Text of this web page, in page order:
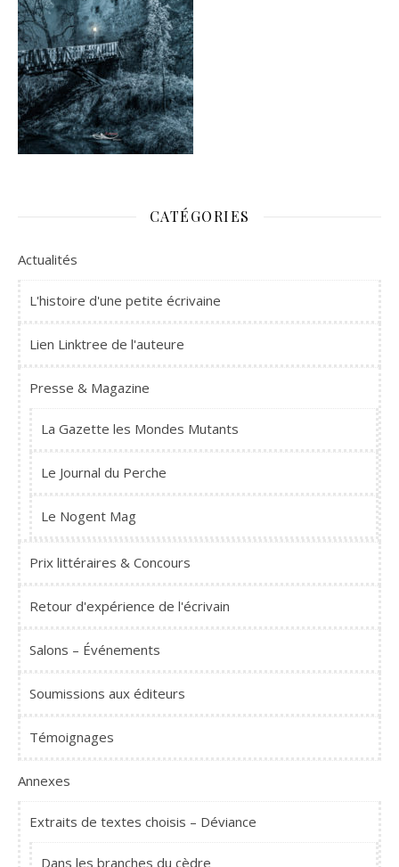
CATÉGORIES
Actualités
L'histoire d'une petite écrivaine
Lien Linktree de l'auteure
Presse & Magazine
La Gazette les Mondes Mutants
Le Journal du Perche
Le Nogent Mag
Prix littéraires & Concours
Retour d'expérience de l'écrivain
Salons – Événements
Soumissions aux éditeurs
Témoignages
Annexes
Extraits de textes choisis – Déviance
Dans les branches du cèdre